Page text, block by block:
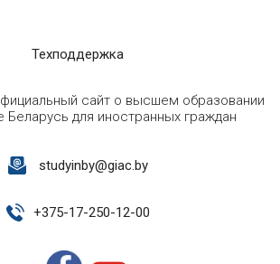
Техподдержка
сайт о высшем образовании
Беларусь для иностранных граждан
studyinby@giac.by
+375-17-250-12-00